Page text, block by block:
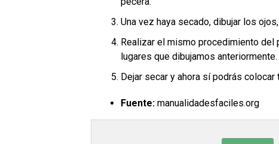
Una vez haya secado, dibujar los
Realizar el mismo procedimiento del
lugares que dibujamos anteriormente.
Dejar secar y ahora sí podrás
Fuente: manualidadesfaciles.org